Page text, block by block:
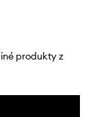
produkty z